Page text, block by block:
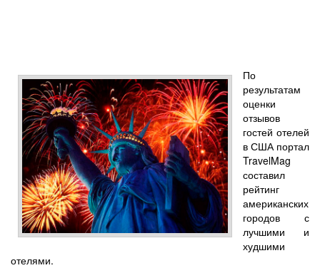
По
результатам
оценки
отзывов
гостей отелей
в США портал
TravelMag
составил
рейтинг
американских
городов с
лучшими и
худшими
отелями.